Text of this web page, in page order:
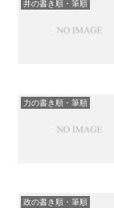
井の書き順・筆順
力の書き順・筆順
政の書き順・筆順